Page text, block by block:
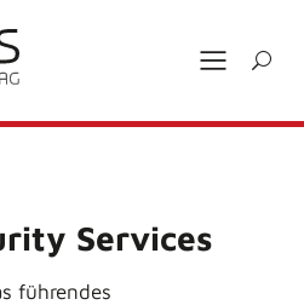
Services
führendes